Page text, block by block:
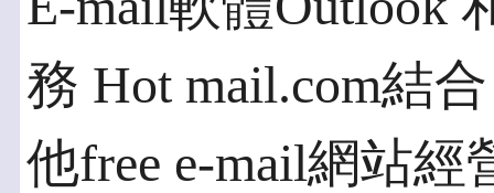
務 Hot mail.com結
他free e-mail網站